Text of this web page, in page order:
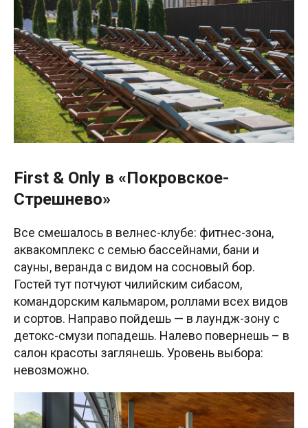
First & Only в «Покровское-
Стрешнево»
Все смешалось в велнес-клубе: фитнес-зона,
аквакомплекс с семью бассейнами, бани и
сауны, веранда с видом на сосновый бор.
Гостей тут потчуют чилийским сибасом,
командорским кальмаром, роллами всех видов
и сортов. Направо пойдешь — в лаундж-зону с
детокс-смузи попадешь. Налево повернешь – в
салон красоты заглянешь. Уровень выбора:
невозможно.